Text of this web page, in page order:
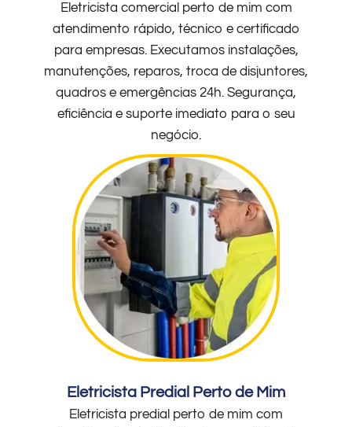
Eletricista comercial perto de mim com
atendimento rápido, técnico e certificado
para empresas. Executamos instalações,
manutenções, reparos, troca de disjuntores,
quadros e emergências 24h. Segurança,
eficiência e suporte imediato para o seu
negócio.
Eletricista Predial Perto de Mim
Eletricista predial perto de mim com